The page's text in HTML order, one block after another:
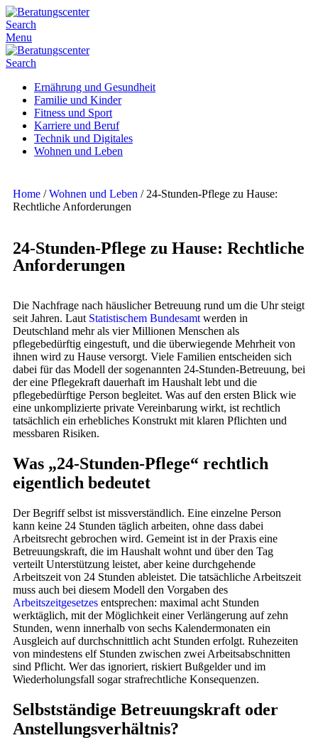
Search
Menu
Search
Ernährung und Gesundheit
Familie und Kinder
Fitness und Sport
Karriere und Beruf
Technik und Digitales
Wohnen und Leben
Home /Wohnen und Leben / 24-Stunden-Pflege zu Hause:
Rechtliche Anforderungen
24-Stunden-Pflege zu Hause: Rechtliche
Anforderungen
Die Nachfrage nach häuslicher Betreuung rund um die Uhr steigt
seit Jahren. Laut Statistischem Bundesamt werden in
Deutschland mehr als vier Millionen Menschen als
pflegebedürftig eingestuft, und die überwiegende Mehrheit von
ihnen wird zu Hause versorgt. Viele Familien entscheiden sich
dabei für das Modell der sogenannten 24-Stunden-Betreuung, bei
der eine Pflegekraft dauerhaft im Haushalt lebt und die
pflegebedürftige Person begleitet. Was auf den ersten Blick wie
eine unkomplizierte private Vereinbarung wirkt, ist rechtlich
tatsächlich ein erhebliches Konstrukt mit klaren Pflichten und
messbaren Risiken.
Was „24-Stunden-Pflege“ rechtlich
eigentlich bedeutet
Der Begriff selbst ist missverständlich. Eine einzelne Person
kann keine 24 Stunden täglich arbeiten, ohne dass dabei
Arbeitsrecht gebrochen wird. Gemeint ist in der Praxis eine
Betreuungskraft, die im Haushalt wohnt und über den Tag
verteilt Unterstützung leistet, aber keine durchgehende
Arbeitszeit von 24 Stunden ableistet. Die tatsächliche Arbeitszeit
muss auch bei diesem Modell den Vorgaben des
Arbeitszeitgesetzes entsprechen: maximal acht Stunden
werktäglich, mit der Möglichkeit einer Verlängerung auf zehn
Stunden, wenn innerhalb von sechs Kalendermonaten ein
Ausgleich auf durchschnittlich acht Stunden erfolgt. Ruhezeiten
von mindestens elf Stunden zwischen zwei Arbeitsabschnitten
sind Pflicht. Wer das ignoriert, riskiert Bußgelder und im
Wiederholungsfall sogar strafrechtliche Konsequenzen.
Selbstständige Betreuungskraft oder
Anstellungsverhältnis?